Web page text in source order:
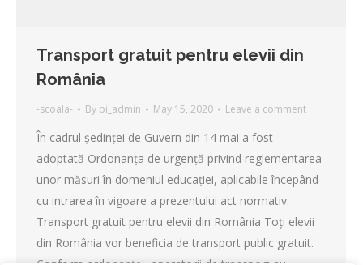
Transport gratuit pentru elevii din
România
-scoala- By pi_admin May 15, 2020 Leave a comment
În cadrul ședinței de Guvern din 14 mai a fost
adoptată Ordonanța de urgență privind reglementarea
unor măsuri în domeniul educației, aplicabile începând
cu intrarea în vigoare a prezentului act normativ.
Transport gratuit pentru elevii din România Toți elevii
din România vor beneficia de transport public gratuit.